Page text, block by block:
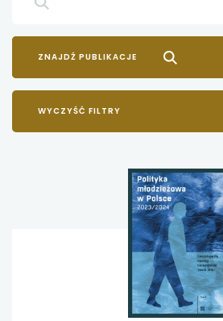
WYCZYŚĆ FILTRY